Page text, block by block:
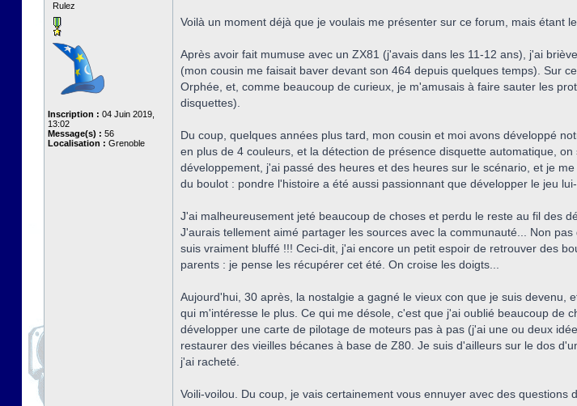
Rulez
Inscription : 04 Juin 2019,
13:02
Message(s) : 56
Localisation : Grenoble
Voilà un moment déjà que je voulais me présenter sur ce forum, mais étant
Après avoir fait mumuse avec un ZX81 (j'avais dans les 11-12 ans), j'ai
(mon cousin me faisait baver devant son 464 depuis quelques temps). Sur
Orphée, et, comme beaucoup de curieux, je m'amusais à faire sauter les
disquettes).
Du coup, quelques années plus tard, mon cousin et moi avons développé
en plus de 4 couleurs, et la détection de présence disquette automatique,
développement, j'ai passé des heures et des heures sur le scénario, et je
du boulot : pondre l'histoire a été aussi passionnant que développer le jeu lui-
J'ai malheureusement jeté beaucoup de choses et perdu le reste au fil des
J'aurais tellement aimé partager les sources avec la communauté... Non
suis vraiment bluffé !!! Ceci-dit, j'ai encore un petit espoir de retrouver des
parents : je pense les récupérer cet été. On croise les doigts...
Aujourd'hui, 30 après, la nostalgie a gagné le vieux con que je suis
qui m'intéresse le plus. Ce qui me désole, c'est que j'ai oublié beaucoup de
développer une carte de pilotage de moteurs pas à pas (j'ai une ou deux
restaurer des vieilles bécanes à base de Z80. Je suis d'ailleurs sur le dos
j'ai racheté.
Voili-voilou. Du coup, je vais certainement vous ennuyer avec des questions